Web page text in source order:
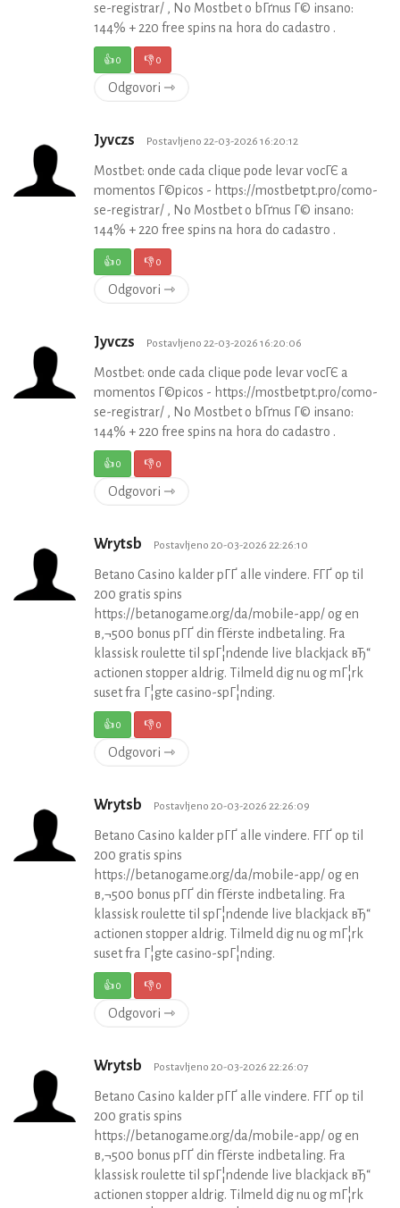
se-registrar/ , No Mostbet o bГґnus Г© insano:
144% + 220 free spins na hora do cadastro .
👍0 👎0
Odgovori ⇾
Jyvczs Postavljeno 22-03-2026 16:20:12
Mostbet: onde cada clique pode levar vocГЄ a
momentos Г©picos - https://mostbetpt.pro/como-
se-registrar/ , No Mostbet o bГґnus Г© insano:
144% + 220 free spins na hora do cadastro .
👍0 👎0
Odgovori ⇾
Jyvczs Postavljeno 22-03-2026 16:20:06
Mostbet: onde cada clique pode levar vocГЄ a
momentos Г©picos - https://mostbetpt.pro/como-
se-registrar/ , No Mostbet o bГґnus Г© insano:
144% + 220 free spins na hora do cadastro .
👍0 👎0
Odgovori ⇾
Wrytsb Postavljeno 20-03-2026 22:26:10
Betano Casino kalder pГҐ alle vindere. FГҐ op til
200 gratis spins
https://betanogame.org/da/mobile-app/ og en
в‚¬500 bonus pГҐ din fГёrste indbetaling. Fra
klassisk roulette til spГ¦ndende live blackjack вЂ“
actionen stopper aldrig. Tilmeld dig nu og mГ¦rk
suset fra Г¦gte casino-spГ¦nding.
👍0 👎0
Odgovori ⇾
Wrytsb Postavljeno 20-03-2026 22:26:09
Betano Casino kalder pГҐ alle vindere. FГҐ op til
200 gratis spins
https://betanogame.org/da/mobile-app/ og en
в‚¬500 bonus pГҐ din fГёrste indbetaling. Fra
klassisk roulette til spГ¦ndende live blackjack вЂ“
actionen stopper aldrig. Tilmeld dig nu og mГ¦rk
suset fra Г¦gte casino-spГ¦nding.
👍0 👎0
Odgovori ⇾
Wrytsb Postavljeno 20-03-2026 22:26:07
Betano Casino kalder pГҐ alle vindere. FГҐ op til
200 gratis spins
https://betanogame.org/da/mobile-app/ og en
в‚¬500 bonus pГҐ din fГёrste indbetaling. Fra
klassisk roulette til spГ¦ndende live blackjack вЂ“
actionen stopper aldrig. Tilmeld dig nu og mГ¦rk